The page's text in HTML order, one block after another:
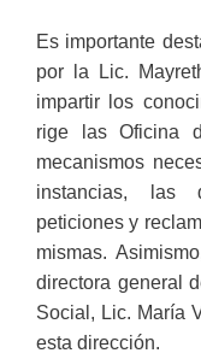
Es importante
por la Lic.
impartir los
rige las Oficina
mecanismos
instancias, las
peticiones y
mismas.
directora general
Social, Lic. María
esta dirección.